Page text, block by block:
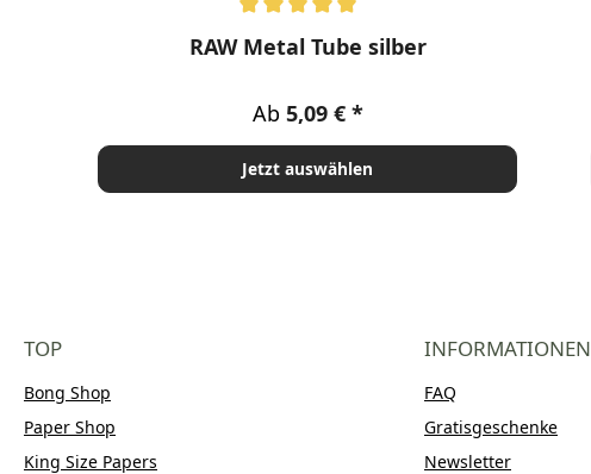
Durchschnittliche Bewertung von 5 von 5 Sternen
RAW Metal Tube silber
Regulärer Preis:
Ab 5,09 €
Jetzt auswählen
TOP
Bong Shop
Paper Shop
King Size Papers
INFORMATIONEN
FAQ
Gratisgeschenke
Newsletter